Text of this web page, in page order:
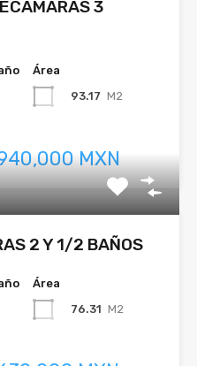
3
Área
93.17 M2
MXN
2 Y 1/2 BAÑOS
Área
76.31 M2